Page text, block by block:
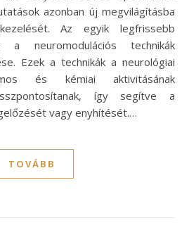
azonban új megvilágításba
Az egyik legfrissebb
a neuromodulációs technikák
Ezek a technikák a neurológiai
és kémiai aktivitásának
így segítve a
vagy enyhítését.…
TOVÁBB